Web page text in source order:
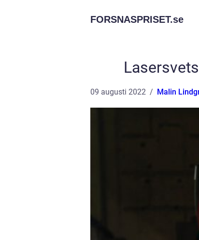
FORSNASPRISET.se
09 augusti 2022 Malin